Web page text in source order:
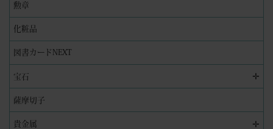
勲章
化粧品
図書カードNEXT
宝石 ✛
薩摩切子
貴金属 ✛